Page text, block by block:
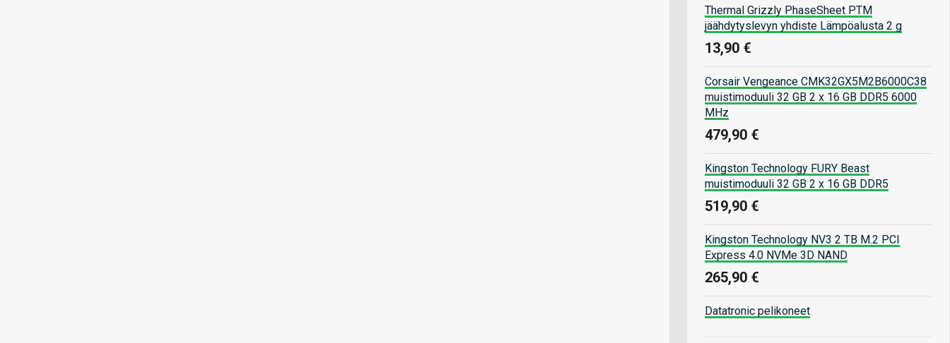
Thermal Grizzly PhaseSheet PTM
jäähdytyslevyn yhdiste Lämpöalusta 2 g
13,90 €
Corsair Vengeance CMK32GX5M2B6000C38
muistimoduuli 32 GB 2 x 16 GB DDR5 6000
MHz
479,90 €
Kingston Technology FURY Beast
muistimoduuli 32 GB 2 x 16 GB DDR5
519,90 €
Kingston Technology NV3 2 TB M.2 PCI
Express 4.0 NVMe 3D NAND
265,90 €
Datatronic pelikoneet